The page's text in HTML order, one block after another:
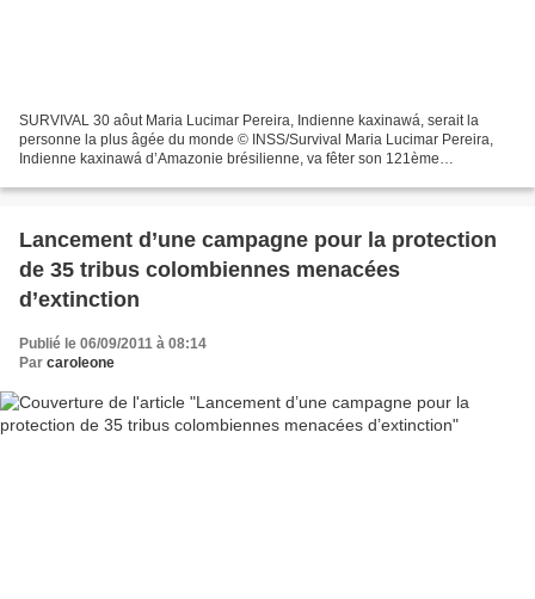
SURVIVAL 30 aôut Maria Lucimar Pereira, Indienne kaxinawá, serait la
personne la plus âgée du monde © INSS/Survival Maria Lucimar Pereira,
Indienne kaxinawá d’Amazonie brésilienne, va fêter son 121ème
Lancement d’une campagne pour la protection
de 35 tribus colombiennes menacées
d’extinction
Publié le 06/09/2011 à 08:14
Par caroleone